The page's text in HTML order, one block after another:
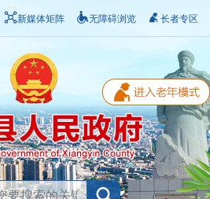
新媒体矩阵 无障碍浏览 长者专区